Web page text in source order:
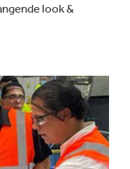
look &